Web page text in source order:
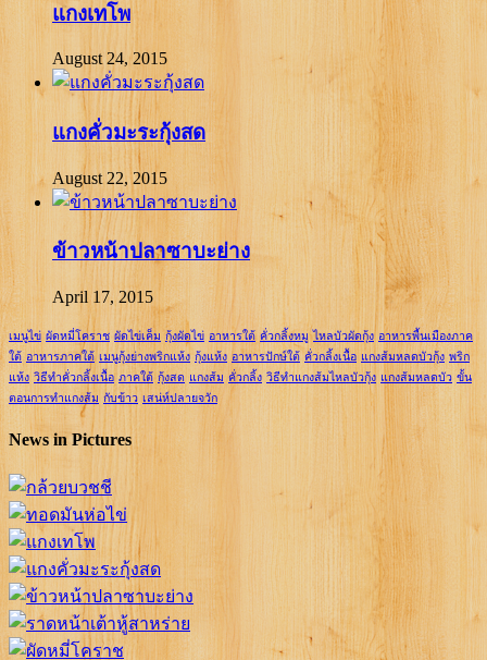
แกงเทโพ
August 24, 2015
แกงคั่วมะระกุ้งสด
August 22, 2015
ข้าวหน้าปลาซาบะย่าง
April 17, 2015
เมนูไข่ ผัดหมี่โคราช ผัดไข่เค็ม กุ้งผัดไข่ อาหารใต้ คั่วกลิ้งหมู ไหลบัวผัดกุ้ง อาหารพื้นเมืองภาค
ใต้ อาหารภาคใต้ เมนูกุ้งย่างพริกแห้ง กุ้งแห้ง อาหารปักษ์ใต้ คั่วกลิ้งเนื้อ แกงส้มหลดบัวกุ้ง พริก
แห้ง วิธีทำคั่วกลิ้งเนื้อ ภาคใต้ กุ้งสด แกงส้ม คั่วกลิ้ง วิธีทำแกงส้มไหลบัวกุ้ง แกงส้มหลดบัว ขั้น
ตอนการทำแกงส้ม กับข้าว เสน่ห์ปลายจวัก
News in Pictures